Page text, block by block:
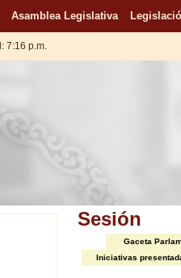
Asamblea Legislativa
7:16 p.m.
Sesión
Gaceta
Iniciativas